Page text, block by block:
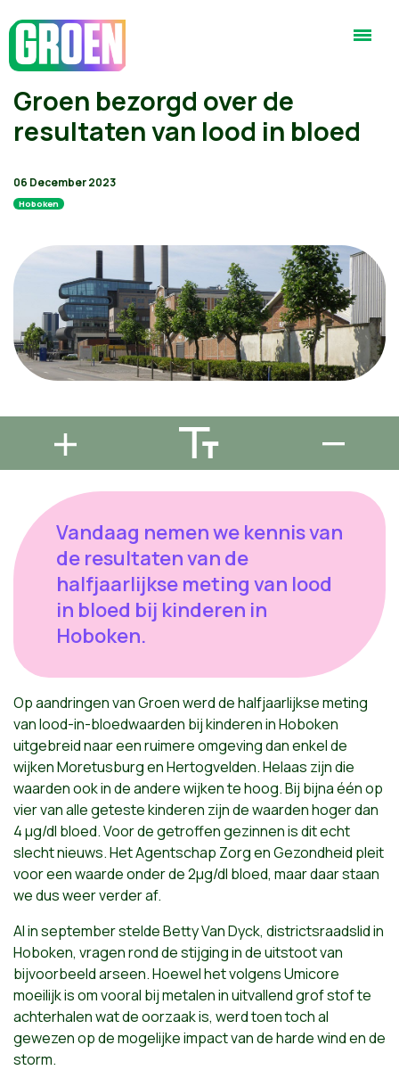
Groen bezorgd over de
resultaten van lood in bloed
06 December 2023
Hoboken
Vandaag nemen we kennis van
de resultaten van de
halfjaarlijkse meting van lood
in bloed bij kinderen in
Hoboken.
Op aandringen van Groen werd de halfjaarlijkse meting
van lood-in-bloedwaarden bij kinderen in Hoboken
uitgebreid naar een ruimere omgeving dan enkel de
wijken Moretusburg en Hertogvelden. Helaas zijn die
waarden ook in de andere wijken te hoog. Bij bijna één op
vier van alle geteste kinderen zijn de waarden hoger dan
4 µg/dl bloed. Voor de getroffen gezinnen is dit echt
slecht nieuws. Het Agentschap Zorg en Gezondheid pleit
voor een waarde onder de 2µg/dl bloed, maar daar staan
we dus weer verder af.
Al in september stelde Betty Van Dyck, districtsraadslid in
Hoboken, vragen rond de stijging in de uitstoot van
bijvoorbeeld arseen. Hoewel het volgens Umicore
moeilijk is om vooral bij metalen in uitvallend grof stof te
achterhalen wat de oorzaak is, werd toen toch al
gewezen op de mogelijke impact van de harde wind en de
storm.